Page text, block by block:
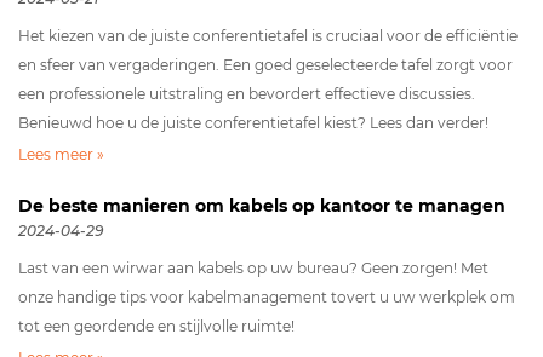
Het kiezen van de juiste conferentietafel is cruciaal voor de efficiëntie
en sfeer van vergaderingen. Een goed geselecteerde tafel zorgt voor
een professionele uitstraling en bevordert effectieve discussies.
Benieuwd hoe u de juiste conferentietafel kiest? Lees dan verder!
Lees meer »
De beste manieren om kabels op kantoor te managen
2024-04-29
Last van een wirwar aan kabels op uw bureau? Geen zorgen! Met
onze handige tips voor kabelmanagement tovert u uw werkplek om
tot een geordende en stijlvolle ruimte!